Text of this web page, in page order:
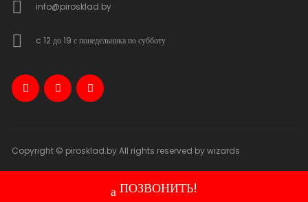
info@pirosklad.by
c 12 до 19 с понедельника по субботу
Copyright © pirosklad.by All rights reserved by wizards
ПОЗВОНИТЬ!